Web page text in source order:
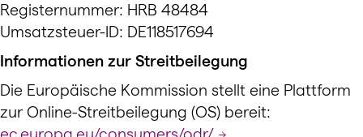
Registernummer: HRB 48484
Umsatzsteuer-ID: DE118517694
Informationen zur Streitbeilegung
Die Europäische Kommission stellt eine Plattform
zur Online-Streitbeilegung (OS) bereit: